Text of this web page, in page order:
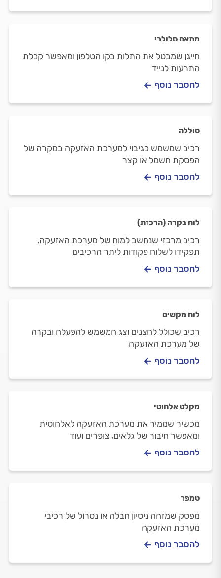
מתאם סלולרי
חייגן שמבטל את התלות בקו הטלפון ומאפשר קבלת
התרעות לנייד
להסבר נוסף
סוללה
רכיב שמשמש כגיבוי למערכת האזעקה במקרה של
הפסקת חשמל או קצר
להסבר נוסף
לוח בקרה (הרכזת)
רכיב מרכזי שנחשב למוח של מערכת האזעקה,
תפקידו לשלוח פקודות ליתר הרכיבים
להסבר נוסף
לוח מקשים
רכיב שכולל לחצנים וצג המשמש להפעלה ובקרה
של מערכת האזעקה
להסבר נוסף
מקלט אלחוטי
מכשיר שממיר את מערכת האזעקה לאלחוטית
ומאפשר חיבור של גלאים, צופרים ועוד
להסבר נוסף
טמפר
מפסק שמזהה ניסיון חבלה או נטרול של רכיבי
מערכת האזעקה
להסבר נוסף